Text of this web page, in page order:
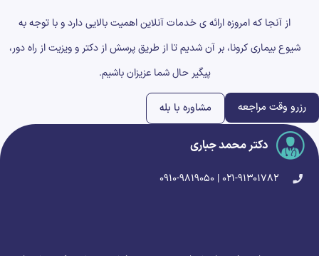
از آنجا که امروزه ارائه ی خدمات آنلاین اهمیت بالایی دارد و با توجه به
شیوع بیماری کرونا، بر آن شدیم تا از طریق پرسش از دکتر و ویزیت از راه دور،
پیگیر حال شما عزیزان باشیم.
رزرو وقت مراجعه مشاوره با بله
دکتر محمد جباری
۰۲۱-۹۱۳۰۱۷۸۲ | ۰۹۱۰-۹۸۱۹۰۵۰